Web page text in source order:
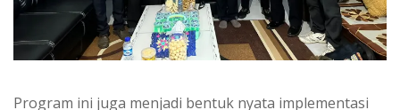
Program ini juga menjadi bentuk nyata implementasi